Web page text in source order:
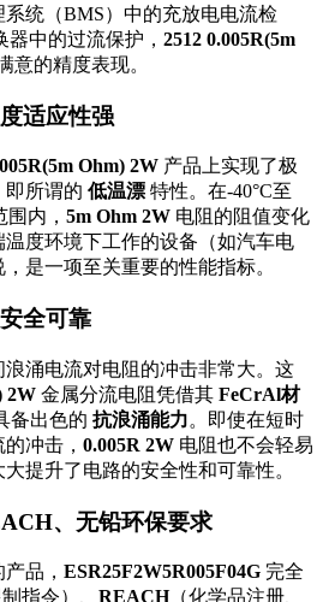
统（BMS）中的充放电电流检
中的过流保护， 2512 0.005R(5m
意的精度表现。
适应性强
Ohm) 2W 产品上实现了极
即所谓的 低温漂 特性。在-40°C至
内， 5m Ohm 2W 电阻的阻值变化
度环境下工作的设备（如汽车电
是一项至关重要的性能指标。
全可靠
涌电流对电阻的冲击非常大。这
2W 金属分流电阻凭借其 FeCrAl材
备出色的 抗浪涌能力。即使在短时
冲击， 0.005R 2W 电阻也不会轻易
提升了电路的安全性和可靠性。
、无铅环保要求
品， ESR25F2W5R005F04G 完全
指令）、 REACH（化学品注册、